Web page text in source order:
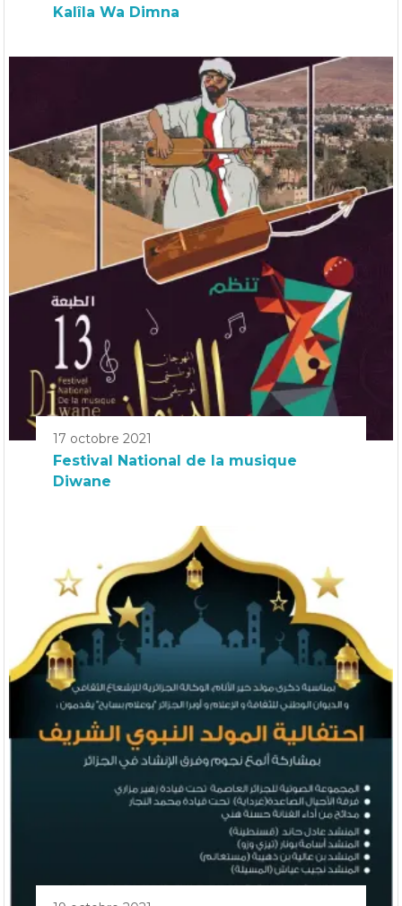
Kalîla Wa Dimna
17 octobre 2021
Festival National de la musique
Diwane